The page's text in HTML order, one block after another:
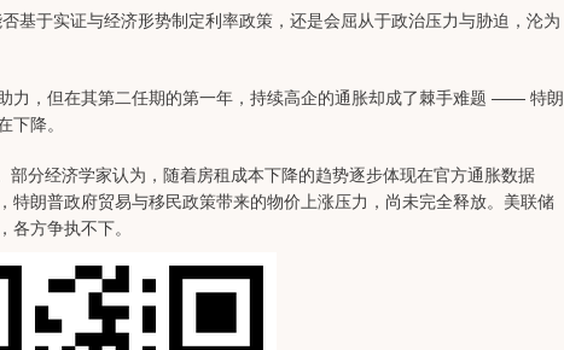
于实证与经济形势制定利率政策，还是会屈从于政治压力与胁迫，沦为
，但在其第二任期的第一年，持续高企的通胀却成了棘手难题 —— 特朗
降。
分经济学家认为，随着房租成本下降的趋势逐步体现在官方通胀数据
朗普政府贸易与移民政策带来的物价上涨压力，尚未完全释放。美联储
方争执不下。